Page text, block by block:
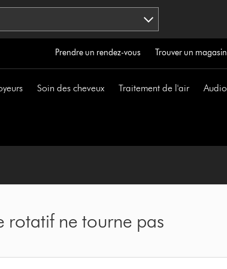
Prendre un rendez-vous Trouver un magasin
Soin des cheveux Traitement de l'air Audio
rotatif ne tourne pas